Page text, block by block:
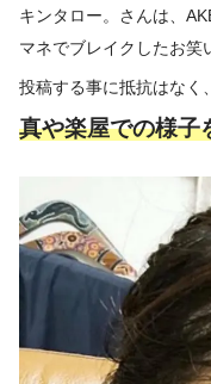
キンタロー。さんは、
マネでブレイクしたお笑
投稿する事に抵抗はなく
真や楽屋での様子